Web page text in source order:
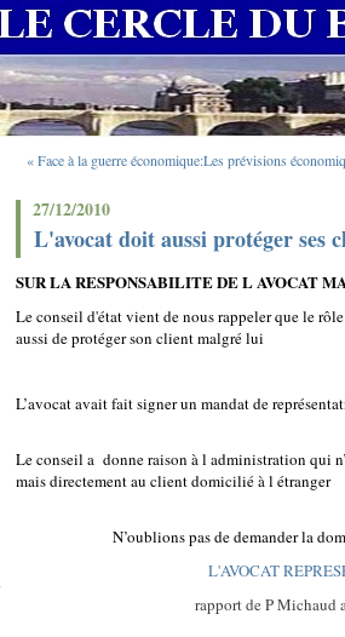
« Face à la guerre économique:Les prévisions
27/12/2010
L'avocat doit aussi protéger ses
SUR LA RESPONSABILITE DE L AVOCAT
Le conseil d'état vient de nous rappeler que le
aussi de protéger son client malgré lui
L’avocat avait fait signer un mandat de
Le conseil a donne raison à l administration qui
mais directement au client domicilié à l étranger
N’oublions pas de demander la
L'AVOCAT
rapport de P Michaud